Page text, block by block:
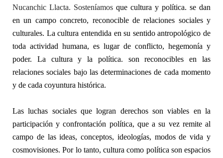
Nucanchic Llacta. Sosteníamos que cultura y política. se dan
en un campo concreto, reconocible de relaciones sociales y
culturales. La cultura entendida en su sentido antropológico de
toda actividad humana, es lugar de conflicto, hegemonía y
poder. La cultura y la política. son reconocibles en las
relaciones sociales bajo las determinaciones de cada momento
y de cada coyuntura histórica.
Las luchas sociales que logran derechos son viables en la
participación y confrontación política, que a su vez remite al
campo de las ideas, conceptos, ideologías, modos de vida y
cosmovisiones. Por lo tanto, cultura como política son espacios